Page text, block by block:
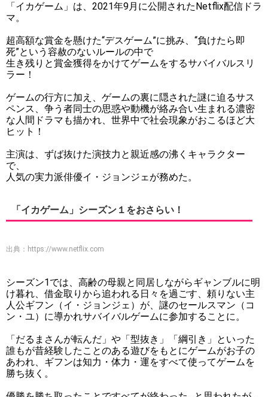
「イカゲーム」は、2021年9月に公開されたNetflix配信ドラ
マ。
超高額な賞金を懸けた“デスゲーム”に挑み、“負けたら即
死”という容赦のないルールの中で
生き残りと賞金獲得をかけてゲームをするサバイバルスリ
ラー！
ゲームの行方に加え、ゲームの裏に隠された謎に迫るサス
ペンス、争う者同士の思惑や動機が絡み合い生まれる濃密
な人間ドラマも描かれ、世界中で社会現象がおこるほど大
ヒット！
主演は、ずば抜けた演技力と親近感の沸くキャラクター
で、
人気の実力派俳優イ・ジョンジェが務めた。
「イカゲーム」シーズン１をおさらい！
出典： https://www.netflix.com
シーズン1では、高齢の母親と同居しながらギャンブルに明
け暮れ、借金取りから追われる日々を過ごす、頼りない主
人公ギフン（イ・ジョンジェ）が、謎のセールスマン（コ
ン・ユ）に導かれサバイバルゲームに参加することに。
「だるまさんが転んだ」や「型抜き」「綱引き」といった
誰もが昔経験したことのある遊びをもとにゲームがお子の
あわれ、ギフンは知力・体力・運をすべて使ってゲームを
勝ち抜く。